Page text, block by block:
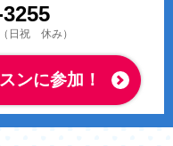
日祝 休み）
ンに参加！